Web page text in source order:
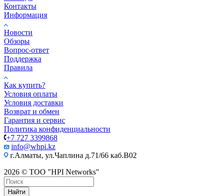
Контакты
Информация
Новости
Обзоры
Вопрос-ответ
Поддержка
Правила
Как купить?
Условия оплаты
Условия доставки
Возврат и обмен
Гарантия и сервис
Политика конфиденциальности
+7 727 3399868
info@whpi.kz
г.Алматы, ул.Чаплина д.71/66 каб.B02
2026 © ТОО "HPI Networks"
Найти